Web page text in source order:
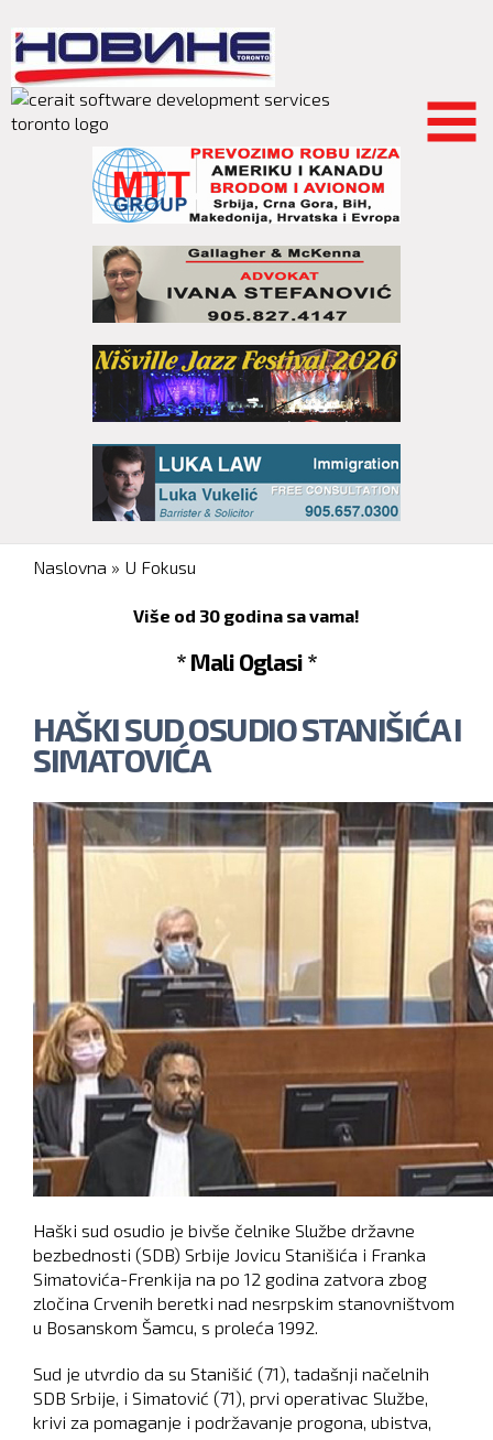
main
content
You are here
Naslovna » U Fokusu
Više od 30 godina sa vama!
* Mali Oglasi *
HAŠKI SUD OSUDIO STANIŠIĆA I
SIMATOVIĆA
Haški sud osudio je bivše čelnike Službe državne
bezbednosti (SDB) Srbije Jovicu Stanišića i Franka
Simatovića-Frenkija na po 12 godina zatvora zbog
zločina Crvenih beretki nad nesrpskim stanovništvom
u Bosanskom Šamcu, s proleća 1992.
Sud je utvrdio da su Stanišić (71), tadašnji načelnih
SDB Srbije, i Simatović (71), prvi operativac Službe,
krivi za pomaganje i podržavanje progona, ubistva,